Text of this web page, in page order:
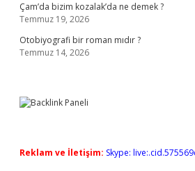
Çam’da bizim kozalak’da ne demek ?
Temmuz 19, 2026
Otobiyografi bir roman mıdır ?
Temmuz 14, 2026
Reklam ve İletişim: Skype: